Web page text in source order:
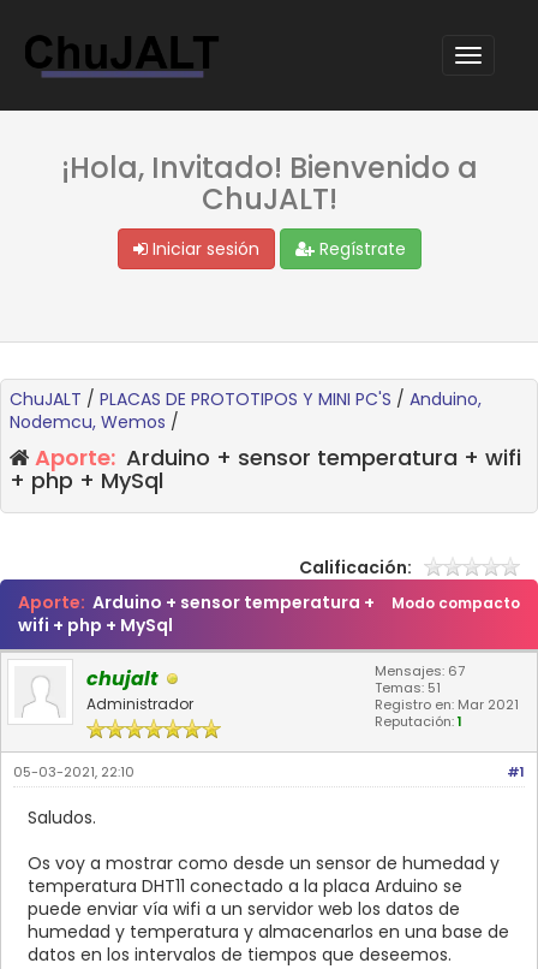
¡Hola, Invitado! Bienvenido a
ChuJALT!
Iniciar sesión Regístrate
ChuJALT / PLACAS DE PROTOTIPOS Y MINI PC'S / Anduino,
Nodemcu, Wemos /
Aporte: Arduino + sensor temperatura + wifi
+ php + MySql
Calificación:
Modo compacto
Aporte: Arduino + sensor temperatura +
wifi + php + MySql
chujalt
Administrador
Mensajes: 67
Temas: 51
Registro en: Mar 2021
Reputación:1
#1
05-03-2021, 22:10
Saludos.
Os voy a mostrar como desde un sensor de humedad y
temperatura DHT11 conectado a la placa Arduino se
puede enviar vía wifi a un servidor web los datos de
humedad y temperatura y almacenarlos en una base de
datos en los intervalos de tiempos que deseemos.